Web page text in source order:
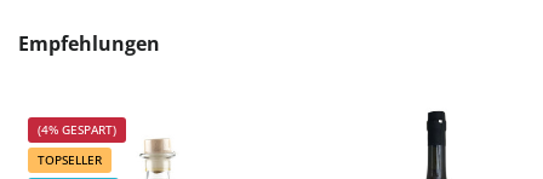
Produktgalerie überspringen
Empfehlungen
(4% GESPART)
TOPSELLER